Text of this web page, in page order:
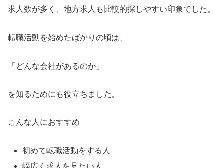
求人数が多く、地方求人も比較的探しやすい印象でした。
転職活動を始めたばかりの頃は、
「どんな会社があるのか」
を知るためにも役立ちました。
こんな人におすすめ
初めて転職活動をする人
幅広く求人を見たい人